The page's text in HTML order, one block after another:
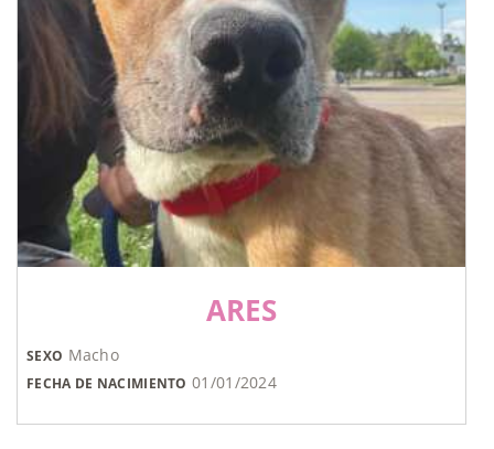
ARES
SEXO Macho
FECHA DE NACIMIENTO 01/01/2024